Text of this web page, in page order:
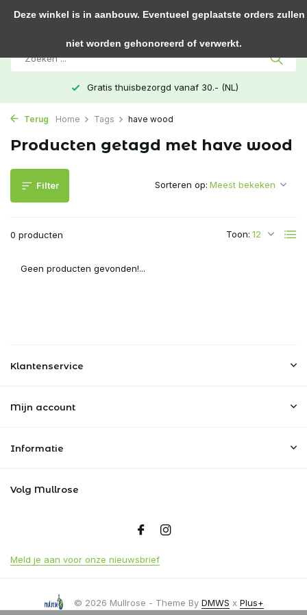
Gratis thuisbezorgd vanaf 30.- (NL)
Terug Home Tags have wood
Producten getagd met have wood
Filter
0 producten Toon:
Sorteren op:
Geen producten gevonden!...
Klantenservice
Mijn account
Informatie
Volg Mullrose
Meld je aan voor onze nieuwsbrief
© 2026 Mullrose - Theme By DMWS x Plus+
Deze winkel is in aanbouw. Eventueel geplaatste orders zullen
niet worden gehonoreerd of verwerkt.